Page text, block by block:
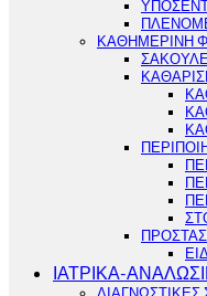
ΚΑΘΗΜΕΡΙΝΗ
ΙΑΤΡΙΚΑ-